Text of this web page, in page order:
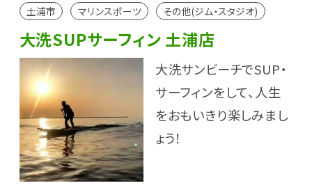
土浦市 マリンスポーツ その他(ジム・スタジオ)
大洗SUPサーフィン 土浦店
大洗サンビーチでSUP・
サーフィンをして、人生
をおもいきり楽しみまし
ょう！